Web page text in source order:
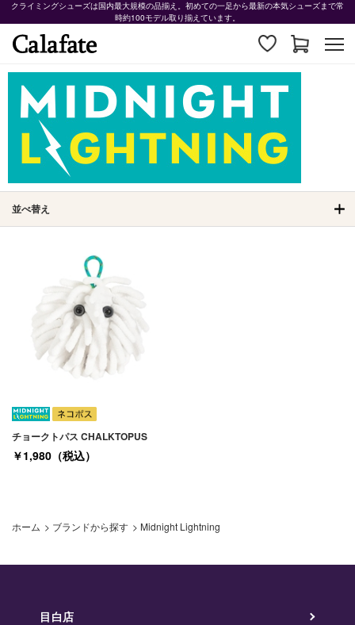
クライミングシューズは国内最大規模の品揃え。初めての一足から最新の本気シューズまで常
時約100モデル取り揃えています。
並べ替え
チョークトパス CHALKTOPUS
￥1,980（税込）
ホーム > ブランドから探す > Midnight Lightning
目白店